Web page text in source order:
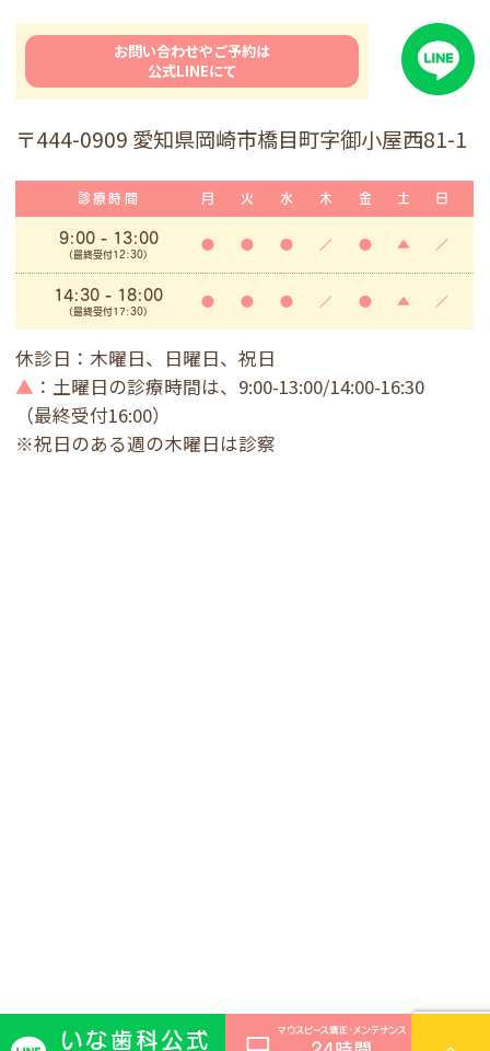
お問い合わせやご予約は
公式LINEにて
〒444-0909 愛知県岡崎市橋目町字御小屋西81-1
診療時間 月 火 水 木 金 土 日
9:00- 13:00
(最終受付12:30)
● ● ● ／ ● ▲ ／
14:30 - 18:00
(最終受付17:30)
● ● ● ／ ● ▲ ／
休診日：木曜日、日曜日、祝日
▲ ：土曜日の診療時間は、9:00-13:00/14:00-16:30
（最終受付16:00）
※祝日のある週の木曜日は診察
いな歯科公式